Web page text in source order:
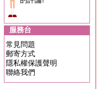
服務台
常見問題
郵寄方式
隱私權保護聲明
聯絡我們